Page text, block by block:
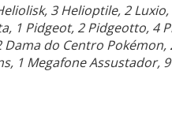
3 Helioptile, 2
1 Pidgeot, 2 Pidgeotto, 4
do Centro Pokémon,
1 Megafone Assustador,